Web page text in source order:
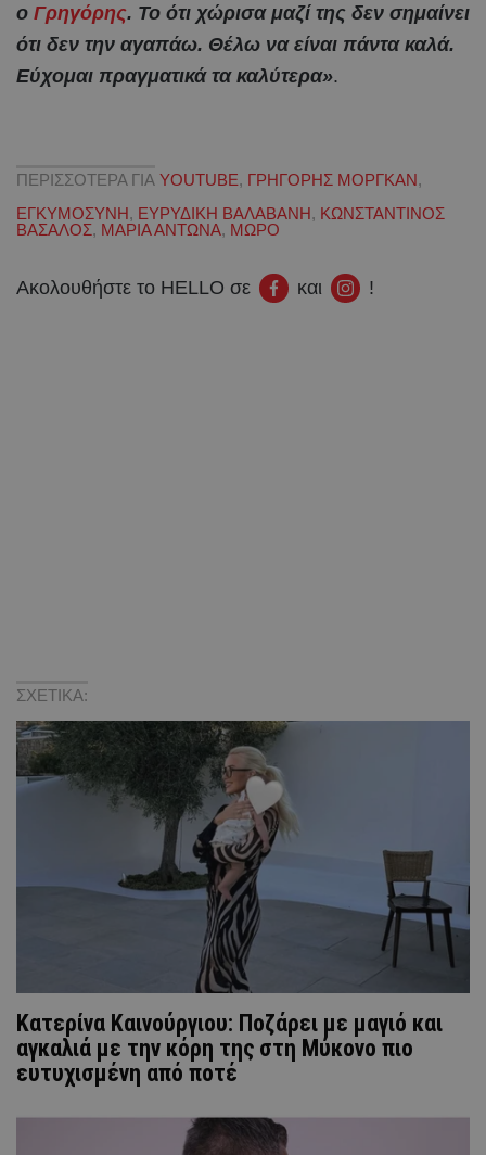
ο Γρηγόρης. Το ότι χώρισα μαζί της δεν σημαίνει
ότι δεν την αγαπάω. Θέλω να είναι πάντα καλά.
Εύχομαι πραγματικά τα καλύτερα».
ΠΕΡΙΣΣΟΤΕΡΑ ΓΙΑ YOUTUBE, ΓΡΗΓΟΡΗΣ ΜΟΡΓΚΑΝ,
ΕΓΚΥΜΟΣΥΝΗ, ΕΥΡΥΔΙΚΗ ΒΑΛΑΒΑΝΗ, ΚΩΝΣΤΑΝΤΙΝΟΣ
ΒΑΣΑΛΟΣ, ΜΑΡΙΑ ΑΝΤΩΝΑ, ΜΩΡΟ
Ακολουθήστε το HELLO σε και !
ΣΧΕΤΙΚΑ:
Κατερίνα Καινούργιου: Ποζάρει με μαγιό και
αγκαλιά με την κόρη της στη Μύκονο πιο
ευτυχισμένη από ποτέ